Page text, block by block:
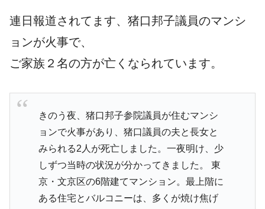
連日報道されてます、猪口邦子議員のマンシ
ョンが火事で、
ご家族２名の方が亡くなられています。
きのう夜、猪口邦子参院議員が住むマンシ
ョンで火事があり、猪口議員の夫と長女と
みられる2人が死亡しました。一夜明け、少
しずつ当時の状況が分かってきました。 東
京・文京区の6階建てマンション。最上階に
ある住宅とバルコニーは、多くが焼け焦げ